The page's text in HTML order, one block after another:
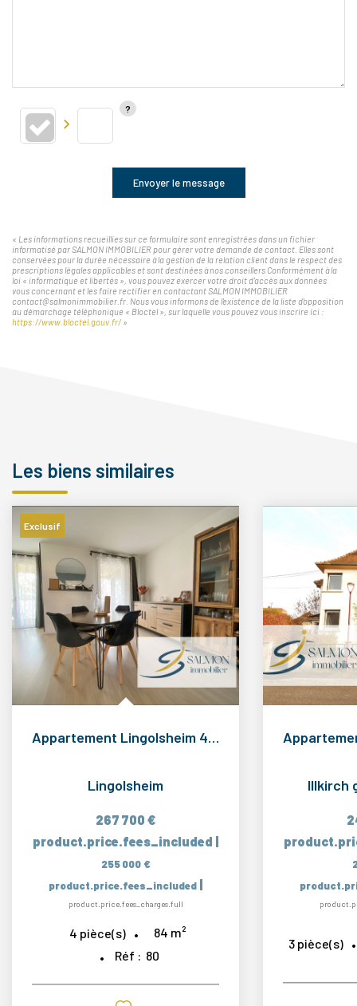
Envoyer le message
« Les informations recueillies sur ce formulaire sont enregistrées dans un fichier
informatisé par SALMON IMMOBILIER pour gérer votre demande de contact. Elles sont
conservées pour la durée nécessaire à la gestion de la relation client dans le respect des
prescriptions légales applicables et sont destinées à nos conseillers Conformément à la
loi « informatique et libertés », vous pouvez exercer votre droit d'accès aux données
vous concernant et les faire rectifier en contactant SALMON IMMOBILIER
contact@salmonimmobilier.fr. Nous vous informons de l'existence de la liste d'opposition
au démarchage téléphonique « Bloctel », sur laquelle vous pouvez vous inscrire ici :
https://www.bloctel.gouv.fr/ »
Les biens similaires
Exclusif
Appartement Lingolsheim 4 pièce(s) 84 m2
Lingolsheim
267 700 €
product.price.fees_included |
255 000 €
product.price.fees_included |
product.price.fees_charges.full
4 pièce(s) 84 m²
Réf : 80
Illkirch
3 pièce(s)